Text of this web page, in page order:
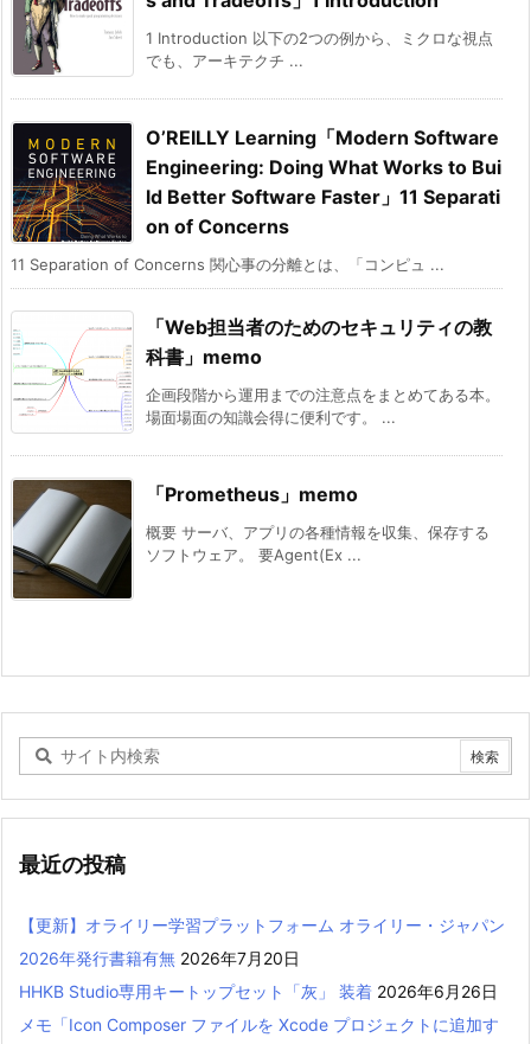
1 Introduction 以下の2つの例から、ミクロな視点
でも、アーキテクチ ...
O’REILLY Learning「Modern Software
Engineering: Doing What Works to Bui
ld Better Software Faster」11 Separati
on of Concerns
11 Separation of Concerns 関心事の分離とは、「コンピュ ...
「Web担当者のためのセキュリティの教
科書」memo
企画段階から運用までの注意点をまとめてある本。
場面場面の知識会得に便利です。 ...
「Prometheus」memo
概要 サーバ、アプリの各種情報を収集、保存する
ソフトウェア。 要Agent(Ex ...
最近の投稿
【更新】オライリー学習プラットフォーム オライリー・ジャパン
2026年発行書籍有無 2026年7月20日
HHKB Studio専用キートップセット「灰」 装着 2026年6月26日
メモ「Icon Composer ファイルを Xcode プロジェクトに追加す